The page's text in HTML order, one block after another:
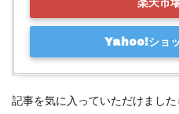
楽天市
Yahoo!ショ
記事を気に入っていただけまし